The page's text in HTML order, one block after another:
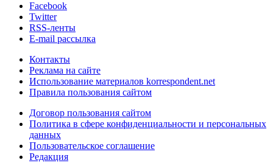
Facebook
Twitter
RSS-ленты
E-mail рассылка
Контакты
Реклама на сайте
Использование материалов korrespondent.net
Правила пользования сайтом
Договор пользования сайтом
Политика в сфере конфиденциальности и персональных
данных
Пользовательское соглашение
Редакция